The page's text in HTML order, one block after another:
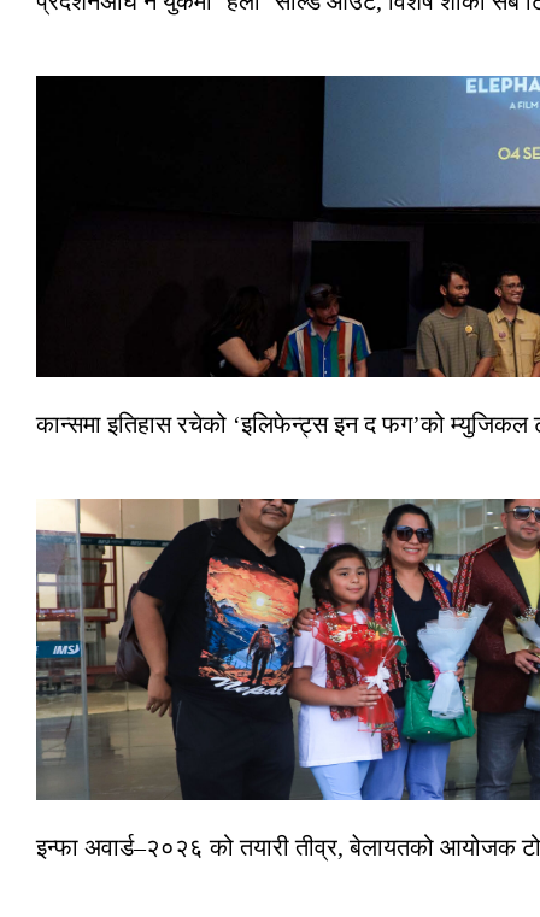
कान्समा इतिहास रचेको ‘इलिफेन्ट्स इन द फग’को म्युजिकल
इन्फा अवार्ड–२०२६ को तयारी तीव्र, बेलायतको आयोजक